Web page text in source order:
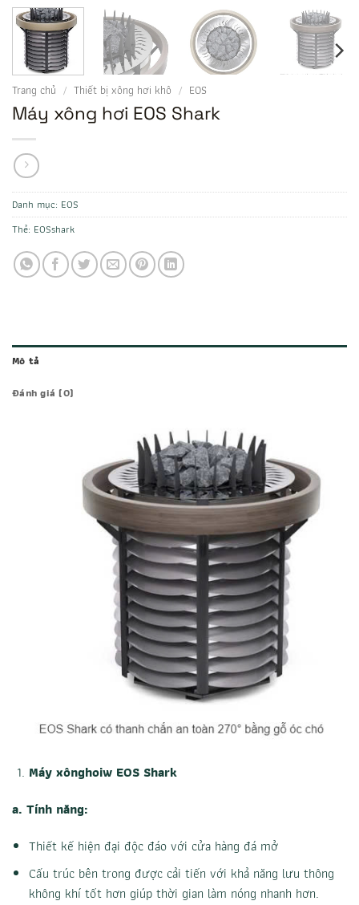
Trang chủ / Thiết bị xông hơi khô / EOS
Máy xông hơi EOS Shark
Danh mục: EOS
Thẻ: EOSshark
Mô tả
Đánh giá (0)
Máy xônghoiw EOS Shark
a. Tính năng:
Thiết kế hiện đại độc đáo với cửa hàng đá mở
Cấu trúc bên trong được cải tiến với khả năng lưu thông
không khí tốt hơn giúp thời gian làm nóng nhanh hơn.